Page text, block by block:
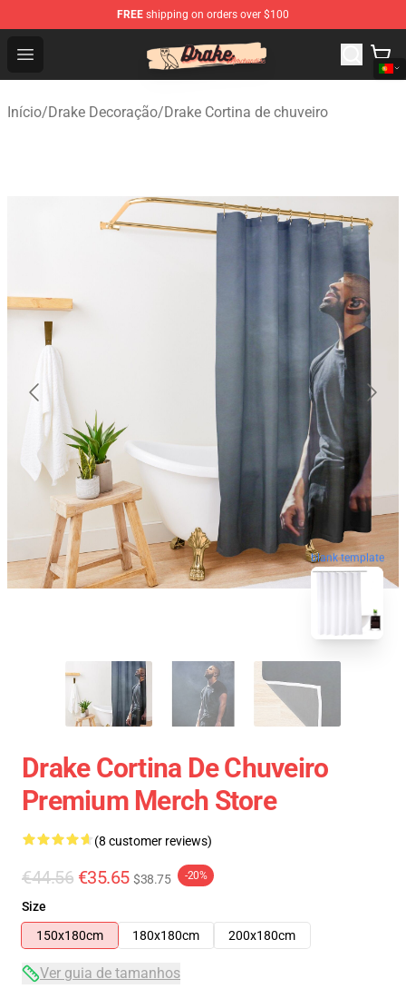
FREE shipping on orders over $100
Open menu
Drake Shop - Official Drake Merchandise Store
Início/Drake Decoração/Drake Cortina de chuveiro
blank template
Drake Cortina De Chuveiro
Premium Merch Store
(8 customer reviews)
€44.56 €35.65 $38.75 -20%
Size
150x180cm
180x180cm 200x180cm
Ver guia de tamanhos